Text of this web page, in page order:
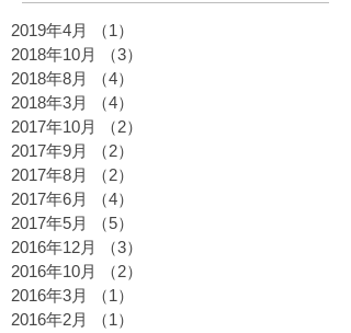
2019年4月 （1）
2018年10月
（3）
2018年8月
（4）
2018年3月
（4）
2017年10月
（2）
2017年9月
（2）
2017年8月
（2）
2017年6月
（4）
2017年5月
（5）
2016年12月
（3）
2016年10月
（2）
2016年3月
（1）
2016年2月
（1）